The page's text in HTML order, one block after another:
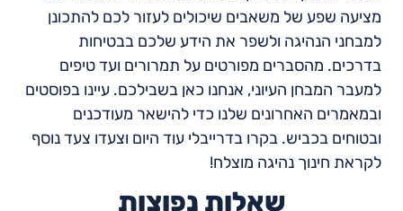
מציעה שפע של משאבים שיכולים לעזור לכם להתכונן
למבחני הנהיגה ולשפר את הידע שלכם בבטיחות
בדרכים. מהסברים מפורטים על תמרורים ועד טיפים
למעבר המבחן העיוני, אנחנו כאן בשבילכם. עיינו בפוסטים
ובמאמרים האחרונים שלנו כדי להישאר מעודכנים
ובטוחים בכביש. בקרו בדרייבלי עוד היום וצעדו צעד נוסף
לקראת חינוך נהיגה מוצלח!
שאלות נפוצות